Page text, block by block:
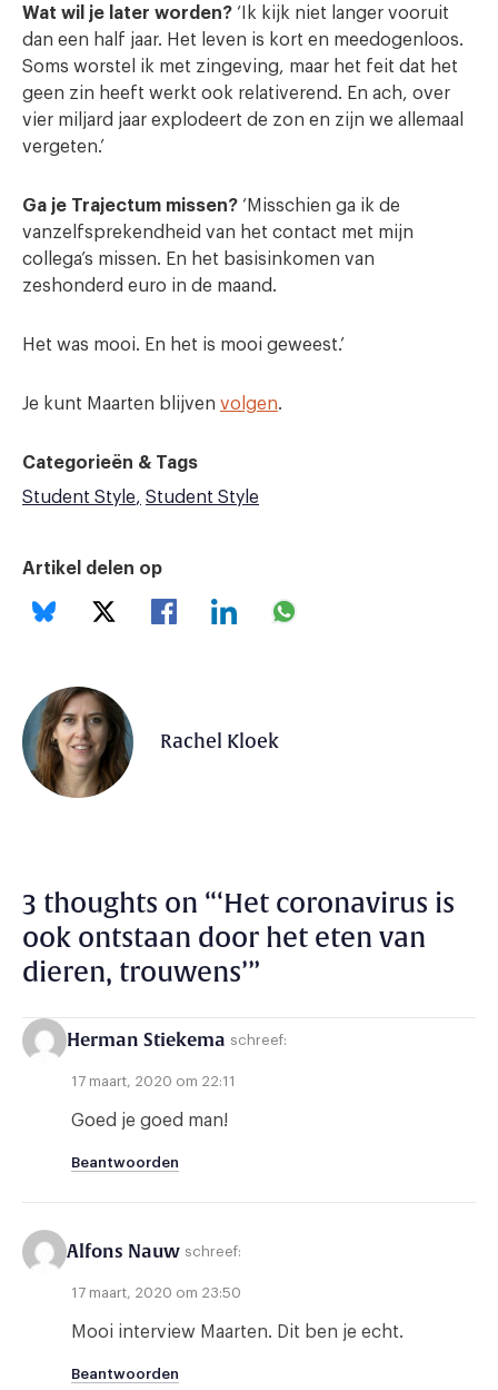
Wat wil je later worden? ‘Ik kijk niet langer vooruit
dan een half jaar. Het leven is kort en meedogenloos.
Soms worstel ik met zingeving, maar het feit dat het
geen zin heeft werkt ook relativerend. En ach, over
vier miljard jaar explodeert de zon en zijn we allemaal
vergeten.’
Ga je Trajectum missen? ‘Misschien ga ik de
vanzelfsprekendheid van het contact met mijn
collega’s missen. En het basisinkomen van
zeshonderd euro in de maand.
Het was mooi. En het is mooi geweest.’
Je kunt Maarten blijven volgen.
Categorieën & Tags
Student Style
Student Style
Artikel delen op
Rachel Kloek
3 thoughts on “‘Het coronavirus is
ook ontstaan door het eten van
dieren, trouwens’”
Herman Stiekema schreef:
17 maart, 2020 om 22:11
Goed je goed man!
Beantwoorden
Alfons Nauw schreef:
17 maart, 2020 om 23:50
Mooi interview Maarten. Dit ben je echt.
Beantwoorden